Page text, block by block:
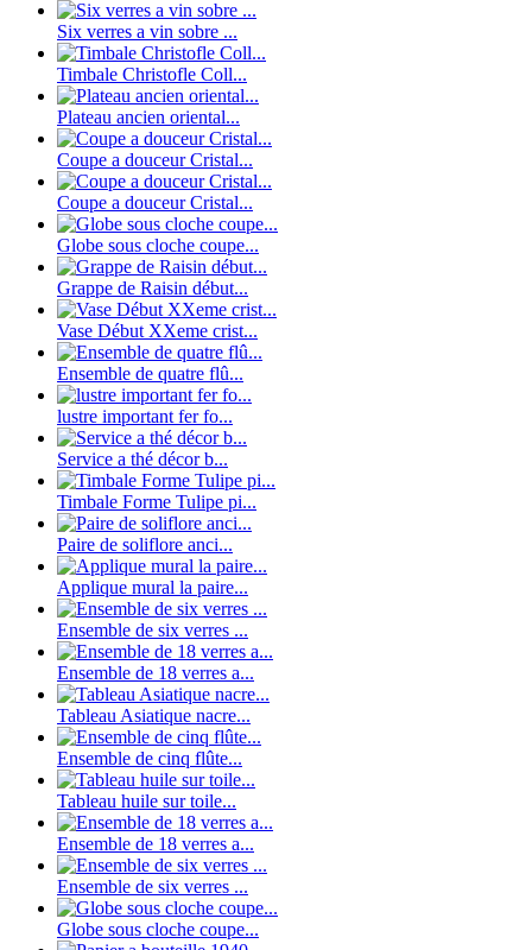
Six verres a vin sobre ...
Timbale Christofle Coll...
Plateau ancien oriental...
Coupe a douceur Cristal...
Coupe a douceur Cristal...
Globe sous cloche coupe...
Grappe de Raisin début...
Vase Début XXeme crist...
Ensemble de quatre flû...
lustre important fer fo...
Service a thé décor b...
Timbale Forme Tulipe pi...
Paire de soliflore anci...
Applique mural la paire...
Ensemble de six verres ...
Ensemble de 18 verres a...
Tableau Asiatique nacre...
Ensemble de cinq flûte...
Tableau huile sur toile...
Ensemble de 18 verres a...
Ensemble de six verres ...
Globe sous cloche coupe...